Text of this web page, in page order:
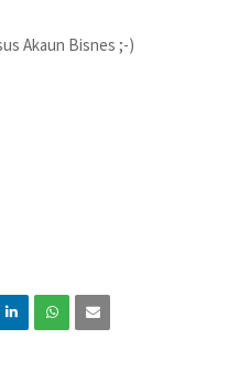
Akaun Bisnes ;-)